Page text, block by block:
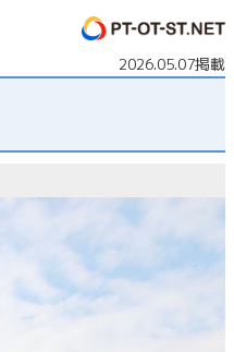
2026.05.07掲載